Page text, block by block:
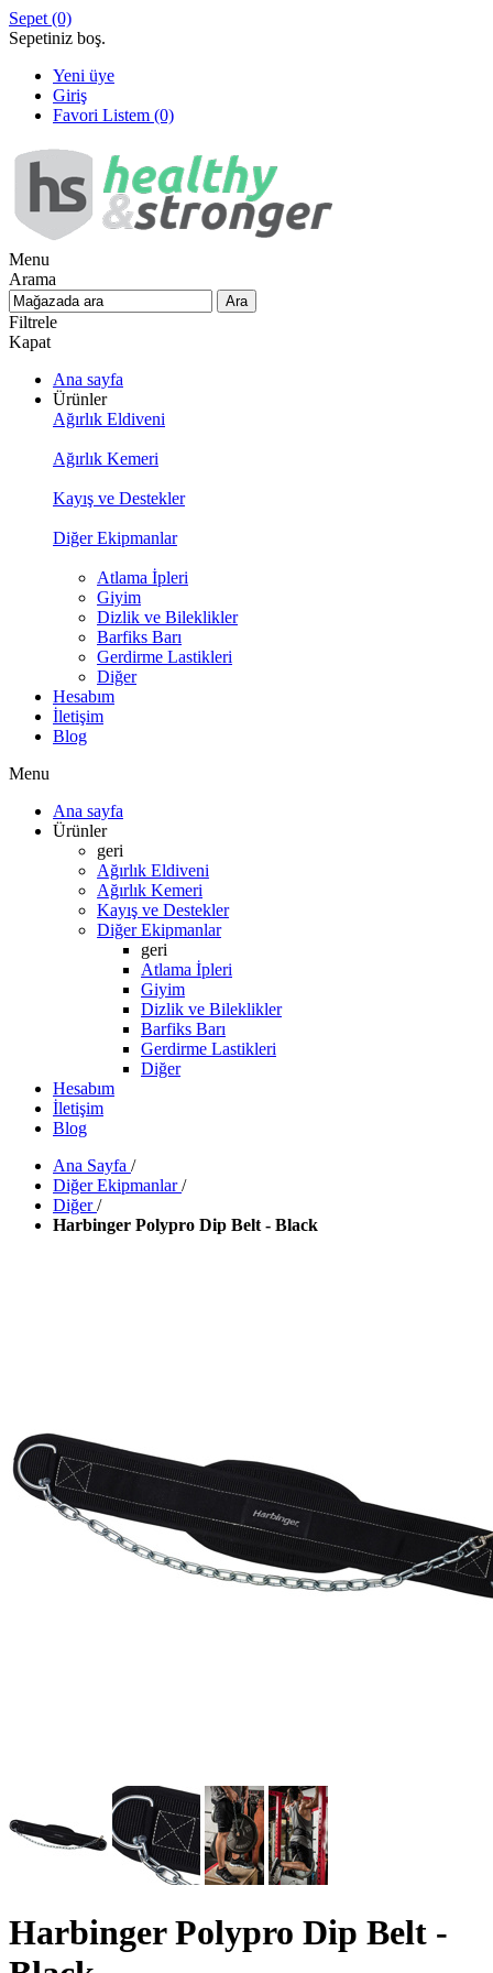
Sepet (0)
Sepetiniz boş.
Yeni üye
Giriş
Favori Listem (0)
Menu
Arama
Filtrele
Kapat
Ana sayfa
Ürünler
Ağırlık Eldiveni
Ağırlık Kemeri
Kayış ve Destekler
Diğer Ekipmanlar
Atlama İpleri
Giyim
Dizlik ve Bileklikler
Barfiks Barı
Gerdirme Lastikleri
Diğer
Hesabım
İletişim
Blog
Menu
Ana sayfa
Ürünler
geri
Ağırlık Eldiveni
Ağırlık Kemeri
Kayış ve Destekler
Diğer Ekipmanlar
geri
Atlama İpleri
Giyim
Dizlik ve Bileklikler
Barfiks Barı
Gerdirme Lastikleri
Diğer
Hesabım
İletişim
Blog
Ana Sayfa /
Diğer Ekipmanlar /
Diğer /
Harbinger Polypro Dip Belt - Black
Harbinger Polypro Dip Belt -